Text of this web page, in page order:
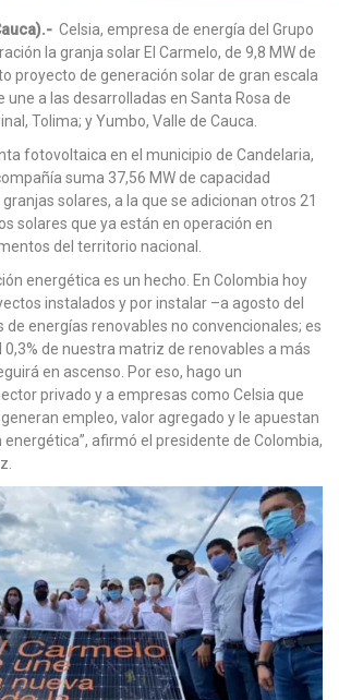
Celsia, empresa de energía del Grupo
la granja solar El Carmelo, de 9,8 MW de
proyecto de generación solar de gran escala
une a las desarrolladas en Santa Rosa de
Tolima; y Yumbo, Valle de Cauca.
fotovoltaica en el municipio de Candelaria,
suma 37,56 MW de capacidad
solares, a la que se adicionan otros 21
solares que ya están en operación en
del territorio nacional.
energética es un hecho. En Colombia hoy
instalados y por instalar –a agosto del
de energías renovables no convencionales; es
de nuestra matriz de renovables a más
en ascenso. Por eso, hago un
privado y a empresas como Celsia que
empleo, valor agregado y le apuestan
afirmó el presidente de Colombia,